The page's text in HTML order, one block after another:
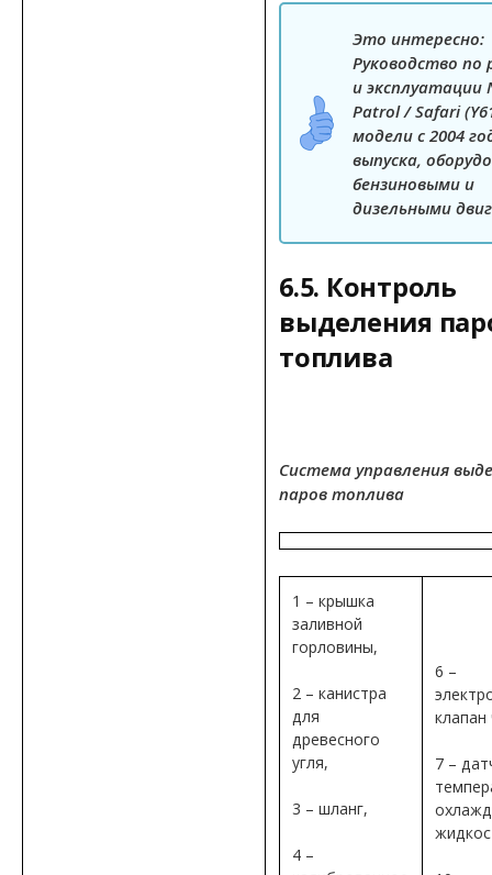
Это интересно:
Руководство по
и эксплуатации
Patrol / Safari
модели с 2004
выпуска,
бензиновыми и
дизельными
6.5. Контроль
выделения
топлива
Система управления
паров топлива
1 – крышка
заливной
горловины,
2 – канистра
для
древесного
угля,
3 – шланг,
4 –
6 –
клапан
7 –